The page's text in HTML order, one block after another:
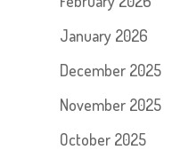
January 2026
December 2025
November 2025
October 2025